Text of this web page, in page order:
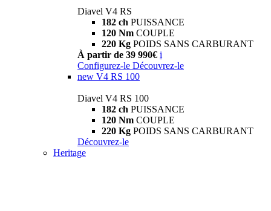
Diavel V4 RS
182 ch PUISSANCE
120 Nm COUPLE
220 Kg POIDS SANS CARBURANT
À partir de 39 990€ i
Configurez-le Découvrez-le
new V4 RS 100
Diavel V4 RS 100
182 ch PUISSANCE
120 Nm COUPLE
220 Kg POIDS SANS CARBURANT
Découvrez-le
Heritage